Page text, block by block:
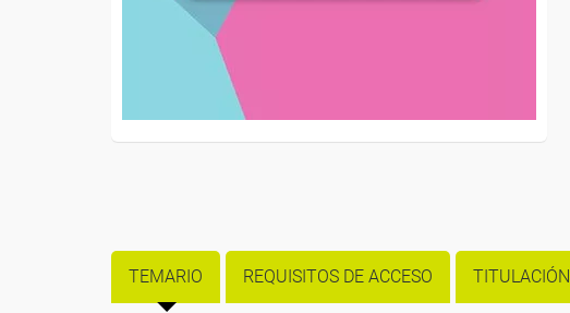
TEMARIO REQUISITOS DE ACCESO TITULACIÓN